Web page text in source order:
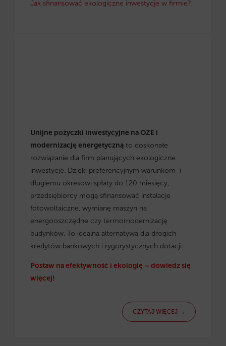
Jak sfinansować ekologiczne inwestycje w firmie?
Unijne pożyczki inwestycyjne na OZE i
modernizację energetyczną to doskonałe
rozwiązanie dla firm planujących ekologiczne
inwestycje. Dzięki preferencyjnym warunkom i
długiemu okresowi spłaty do 120 miesięcy,
przedsiębiorcy mogą sfinansować instalacje
fotowoltaiczne, wymianę maszyn na
energooszczędne czy termomodernizację
budynków. To idealna alternatywa dla drogich
kredytów bankowych i rygorystycznych dotacji.
Postaw na efektywność i ekologię – dowiedz się
więcej!
CZYTAJ WIĘCEJ →